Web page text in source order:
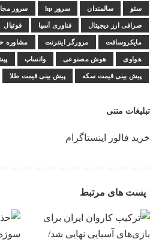
سئو سالمندان سرور hp سرور
صرافی ارز دیجیتال فناوری آسیا فوتبال
مایکروسافت مرورگر اینترنت مشاوره
هواوی هوش مصنوعی واتساپ
پیش بینی قیمت سکه پیش بینی قیمت طلا
تبلیغات متنی
خرید فالور اینستاگرام
پست های مرتبط